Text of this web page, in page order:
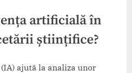
artificială în
științifice?
ajută la analiza unor